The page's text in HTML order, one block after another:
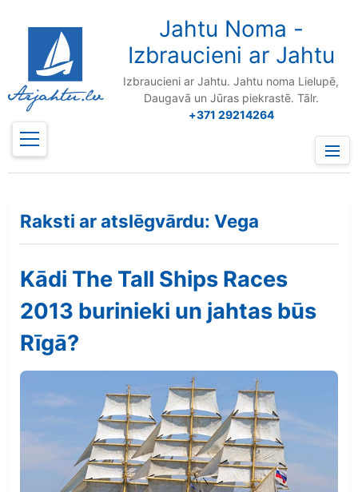
Jahtu Noma -
Izbraucieni ar Jahtu
Izbraucieni ar Jahtu. Jahtu noma Lielupē,
Daugavā un Jūras piekrastē. Tālr.
+371 29214264
Menu
Raksti ar atslēgvārdu: Vega
Kādi The Tall Ships Races
2013 burinieki un jahtas būs
Rīgā?